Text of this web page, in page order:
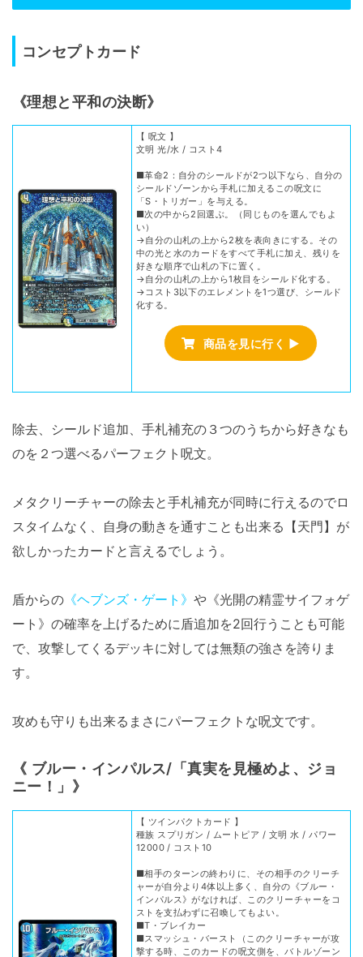
コンセプトカード
《理想と平和の決断》
【 呪文 】
文明 光/水 / コスト4
■革命2：自分のシールドが2つ以下なら、自分の
シールドゾーンから手札に加えるこの呪文に
「S・トリガー」を与える。
■次の中から2回選ぶ。（同じものを選んでもよ
い）
→自分の山札の上から2枚を表向きにする。その
中の光と水のカードをすべて手札に加え、残りを
好きな順序で山札の下に置く。
→自分の山札の上から1枚目をシールド化する。
→コスト3以下のエレメントを1つ選び、シールド
化する。
商品を見に行く ▶
除去、シールド追加、手札補充の３つのうちから好きなも
のを２つ選べるパーフェクト呪文。
メタクリーチャーの除去と手札補充が同時に行えるのでロ
スタイムなく、自身の動きを通すことも出来る【天門】が
欲しかったカードと言えるでしょう。
盾からの 《ヘブンズ・ゲート》 や《光開の精霊サイフォゲ
ート》の確率を上げるために盾追加を2回行うことも可能
で、攻撃してくるデッキに対しては無類の強さを誇りま
す。
攻めも守りも出来るまさにパーフェクトな呪文です。
《 ブルー・インパルス/「真実を見極めよ、ジョ
ニー！」》
【 ツインパクトカード 】
種族 スプリガン / ムートピア / 文明 水 / パワー
12000 / コスト10
■相手のターンの終わりに、その相手のクリーチ
ャーが自分より4体以上多く、自分の《ブルー・
インパルス》がなければ、このクリーチャーをコ
ストを支払わずに召喚してもよい。
■T・ブレイカー
■スマッシュ・バースト（このクリーチャーが攻
撃する時、このカードの呪文側を、バトルゾーン